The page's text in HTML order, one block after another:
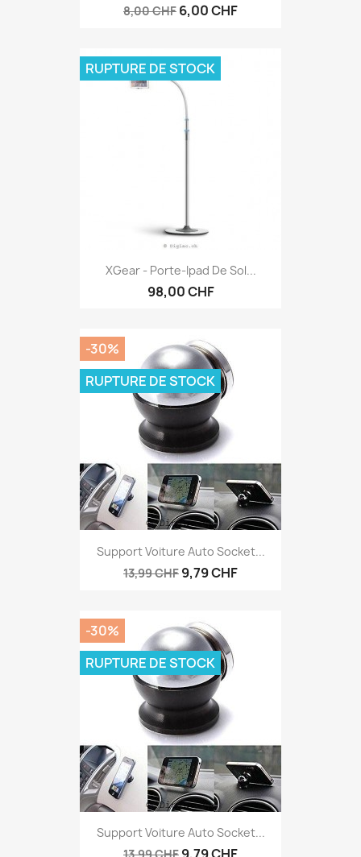
8,00 CHF 6,00 CHF
XGear - Porte-Ipad De Sol...
98,00 CHF
RUPTURE DE STOCK
Support Voiture Auto Socket...
13,99 CHF 9,79 CHF
-30%
RUPTURE DE STOCK
Support Voiture Auto Socket...
-30%
RUPTURE DE STOCK